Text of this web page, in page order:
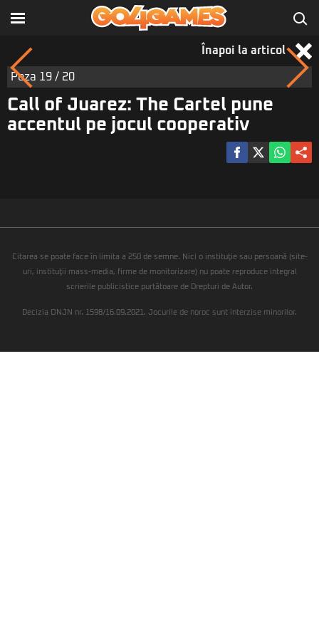
Înapoi la articol
Poza 19 / 20
Call of Juarez: The Cartel pune
accentul pe jocul cooperativ
Citarea se poate face în limita a 250 de semne. Nici o instituţie sau persoană (site-
uri, instituţii mass-media, firme de monitorizare) nu poate reproduce integral
scrierile publicistice purtătoare de Drepturi de Autor.
Decizia ONJN nr. 1598/16.09.2021. Jocurile de noroc sunt interzise minorilor.